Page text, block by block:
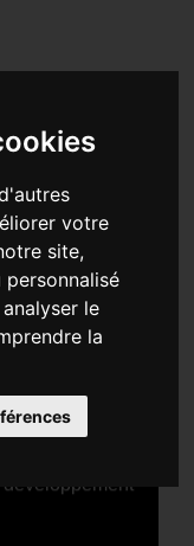
votre
site,
le
la
| Italie
IS IN
et
de
a
développement